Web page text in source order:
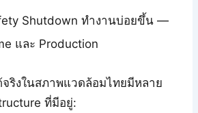
Shutdown ทำงานบ่อยขึ้น —
และ Production
ริงในสภาพแวดล้อมไทยมีหลาย
ที่มีอยู่: